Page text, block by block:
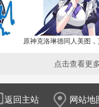
点击查看更
返回主站 网站地